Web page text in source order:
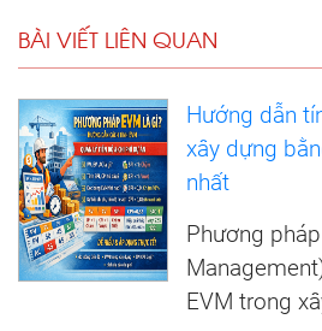
BÀI VIẾT LIÊN QUAN
Hướng dẫn
xây dựng
nhất
Phương
EVM trong